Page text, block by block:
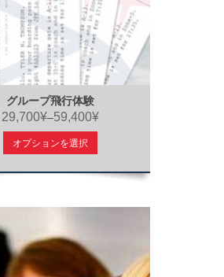
グループ飛行体験
29,700¥–59,400¥
オプションを選択